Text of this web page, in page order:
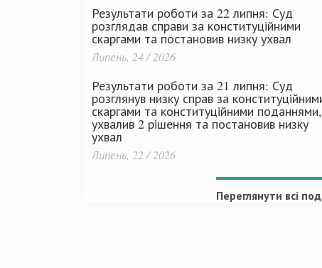
Результати роботи за 22 липня: Суд
розглядав справи за конституційними
скаргами та постановив низку ухвал
Липень, 24 / 2026
Результати роботи за 21 липня: Суд
розглянув низку справ за
скаргами та конституційними поданнями,
ухвалив 2 рішення та постановив низку
ухвал
Липень, 22 / 2026
Переглянути всі